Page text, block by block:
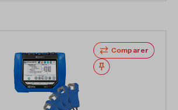
Comparer
Noter